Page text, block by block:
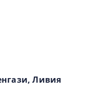
Ливия